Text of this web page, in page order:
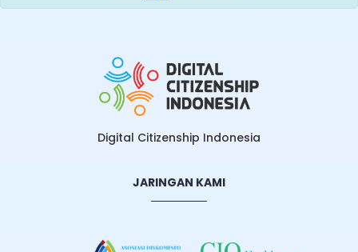
Digital Citizenship Indonesia
JARINGAN KAMI